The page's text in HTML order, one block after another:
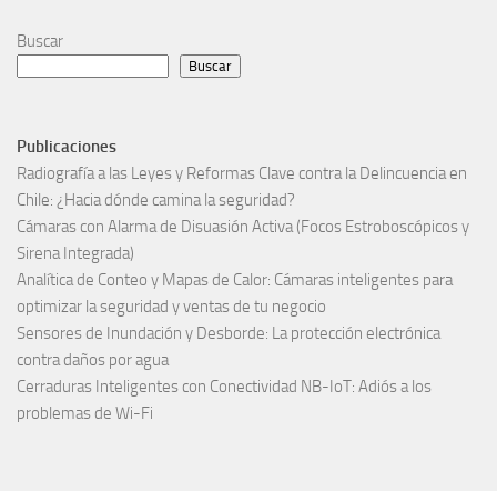
Buscar
Buscar
Publicaciones
Radiografía a las Leyes y Reformas Clave contra la Delincuencia en
Chile: ¿Hacia dónde camina la seguridad?
Cámaras con Alarma de Disuasión Activa (Focos Estroboscópicos y
Sirena Integrada)
Analítica de Conteo y Mapas de Calor: Cámaras inteligentes para
optimizar la seguridad y ventas de tu negocio
Sensores de Inundación y Desborde: La protección electrónica
contra daños por agua
Cerraduras Inteligentes con Conectividad NB-IoT: Adiós a los
problemas de Wi-Fi